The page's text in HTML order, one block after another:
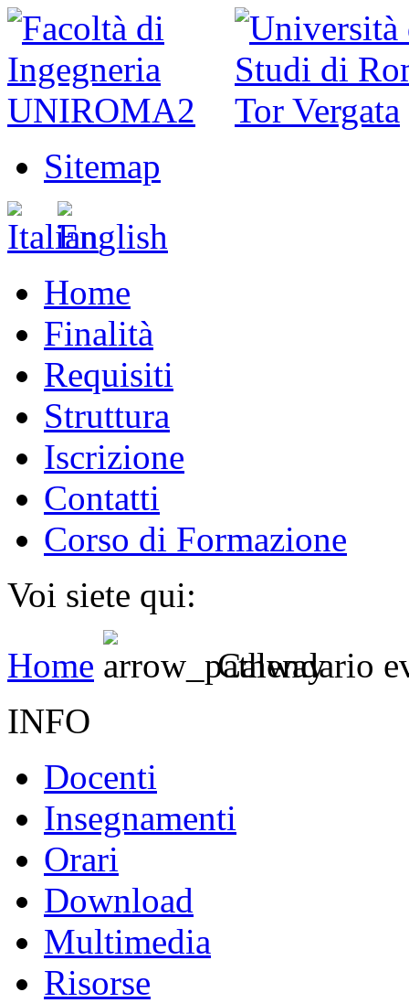
Sitemap
Home
Finalità
Requisiti
Struttura
Iscrizione
Contatti
Corso di Formazione
Voi siete qui:
Home
Calendario
INFO
Docenti
Insegnamenti
Orari
Download
Multimedia
Risorse